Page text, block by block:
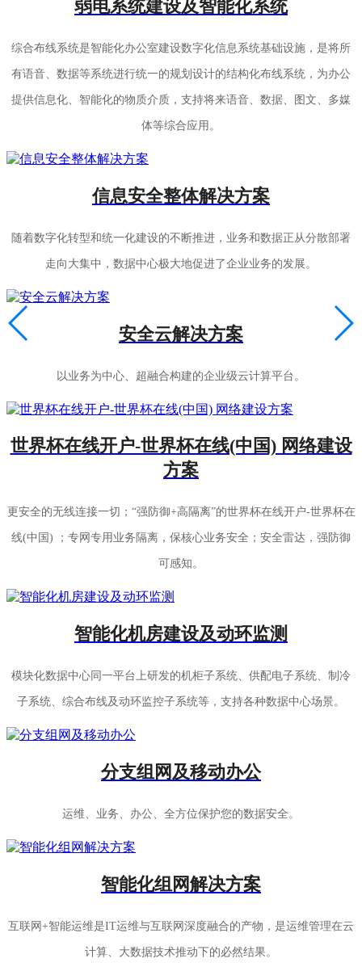
弱电系统建设及智能化系统
综合布线系统是智能化办公室建设数字化信息系统基础设施，是将所
有语音、数据等系统进行统一的规划设计的结构化布线系统，为办公
提供信息化、智能化的物质介质，支持将来语音、数据、图文、多媒
体等综合应用。
信息安全整体解决方案
随着数字化转型和统一化建设的不断推进，业务和数据正从分散部署
走向大集中，数据中心极大地促进了企业业务的发展。
安全云解决方案
以业务为中心、超融合构建的企业级云计算平台。
世界杯在线开户-世界杯在线(中国) 网络建设
方案
更安全的无线连接一切；“强防御+高隔离”的世界杯在线开户-世界杯在
线(中国) ；专网专用业务隔离，保核心业务安全；安全雷达，强防御
可感知。
智能化机房建设及动环监测
模块化数据中心同一平台上研发的机柜子系统、供配电子系统、制冷
子系统、综合布线及动环监控子系统等，支持各种数据中心场景。
分支组网及移动办公
运维、业务、办公、全方位保护您的数据安全。
智能化组网解决方案
互联网+智能运维是IT运维与互联网深度融合的产物，是运维管理在云
计算、大数据技术推动下的必然结果。